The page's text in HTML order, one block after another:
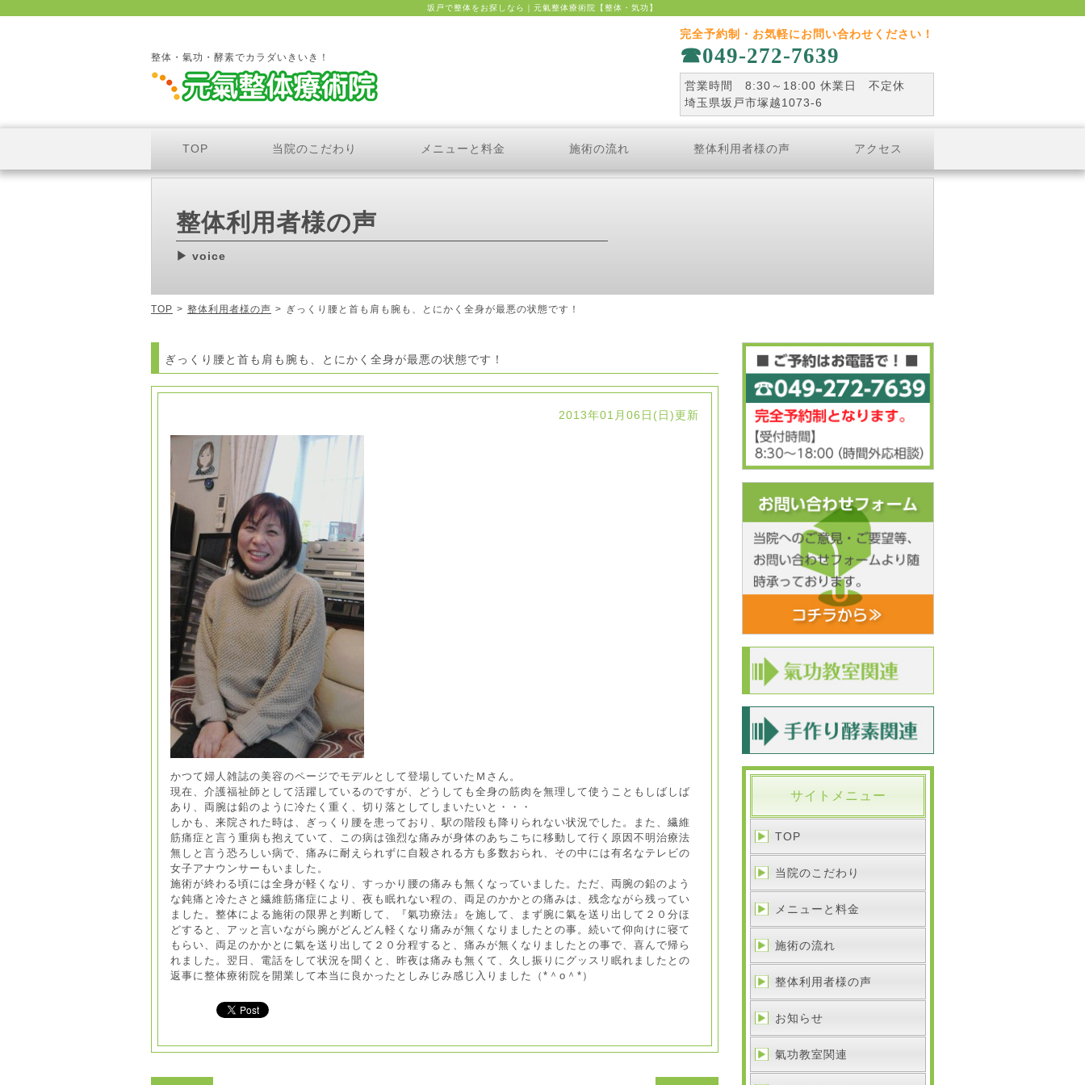
坂戸で整体をお探しなら｜元氣整体療術院【整体・気功】
整体・氣功・酵素でカラダいきいき！
完全予約制・お気軽にお問い合わせください！
049-272-7639
営業時間 8:30～18:00 休業日 不定休
埼玉県坂戸市塚越1073-6
TOP 当院のこだわり メニューと料金 施術の流れ 整体利用者様の声 アクセス
整体利用者様の声
voice
TOP > 整体利用者様の声 > ぎっくり腰と首も肩も腕も、とにかく全身が最悪の状態です！
ぎっくり腰と首も肩も腕も、とにかく全身が最悪の状態です！
2013年01月06日(日)更新
かつて婦人雑誌の美容のページでモデルとして登場していたＭさん。
現在、介護福祉師として活躍しているのですが、どうしても全身の筋肉を無理して使うこともしばしば
あり、両腕は鉛のように冷たく重く、切り落としてしまいたいと・・・
しかも、来院された時は、ぎっくり腰を患っており、駅の階段も降りられない状況でした。また、繊維
筋痛症と言う重病も抱えていて、この病は強烈な痛みが身体のあちこちに移動して行く原因不明治療法
無しと言う恐ろしい病で、痛みに耐えられずに自殺される方も多数おられ、その中には有名なテレビの
女子アナウンサーもいました。
施術が終わる頃には全身が軽くなり、すっかり腰の痛みも無くなっていました。ただ、両腕の鉛のよう
な鈍痛と冷たさと繊維筋痛症により、夜も眠れない程の、両足のかかとの痛みは、残念ながら残ってい
ました。整体による施術の限界と判断して、『氣功療法』を施して、まず腕に氣を送り出して２０分ほ
どすると、アッと言いながら腕がどんどん軽くなり痛みが無くなりましたとの事。続いて仰向けに寝て
もらい、両足のかかとに氣を送り出して２０分程すると、痛みが無くなりましたとの事で、喜んで帰ら
れました。翌日、電話をして状況を聞くと、昨夜は痛みも無くて、久し振りにグッスリ眠れましたとの
返事に整体療術院を開業して本当に良かったとしみじみ感じ入りました（*＾o＾*）
サイトメニュー
TOP
当院のこだわり
メニューと料金
施術の流れ
整体利用者様の声
お知らせ
氣功教室関連